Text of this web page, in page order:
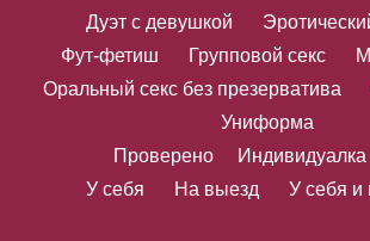
Дуэт с девушкой
Фут-фетиш
Групповой секс
Оральный секс без презерватива
Униформа
Проверено
Индивидуалка
У себя
На выезд У себя и